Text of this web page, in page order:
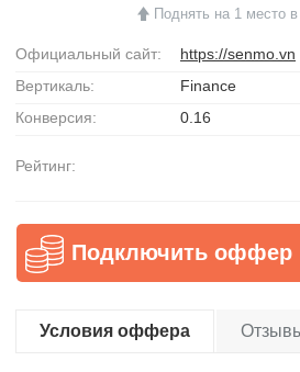
Поднять на 1 место в
Официальный сайт:
https://senmo.vn
Вертикаль:
Finance
Конверсия:
0.16
Рейтинг:
Подключить оффер
Условия оффера